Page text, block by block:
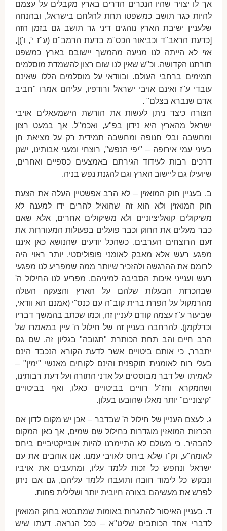
אך לו יצויר שהיו הנכרים הדרים בארץ מקבלים על עצמם
להיות כגר תושב כמשפטו תחת להלחם בישראל, ובהנחה
שלעניין ישיבת הארץ נוהגים דיני גר תושב גם בזמן הזה
[כדעת הראב"ד וכביאור הכס"מ בדעת הרמב"ם (ע"ז י', ו')],
אזי לא הייתה לנו מניעה מהמשך יישובם בארץ כמשפט
תורתנו הקדושה, וכ"ש שאין לנו שום רצון להשמדת מוסלמים
תמימים ברחבי העולם. ובוודאי על מוסלמים הללו שאינם
עובדי ע"ז ואינם אויבי ישראל ורודפיו, עליהם אמרו "חביב
אדם שנברא בצלם" .
הצורה כיצד ניתן לעשות את הורשת הישמעאלים אויבי
ישראל מהארץ היא נידון בפ"ע, ואכמ"ל, אך במעט רצון
ומחשבה ובלי חנופה ומחשבה תמידית רק על מציאת חן
בעיני עמי אירופה – "יפי הנפש", רוצחי ומעני אבותינו, ישנן
דרכים רבות לעידוד הגירתם באמצעים כספיים ואחרים,
שיועילו גם ליישוב הארץ וגם להגנת נפש בניה.
ב. בעניין חוק המואזין – לא הרב אפשטיין העלה את הצעת
חוק המואזין ולא הוא זה שהואיל להרים ידו למענה לא
משיקולים קואליציוניים ולא משיקולים אחרים, אלא שאם
כבר מעלים את החוק וכבר פועלים בפעולות המעוררות את
זעם הרוצחים הערבים, כשהכל יודעים שהנושא כאן איננו
מפגע רעש אלא מאבק לאומני פופוליסטי, יותר ראוי היה
לרומם את ההרגשה ולהזכיר שיותר ממה שמפריע לנו מפגעי
רעש וענייני איכות הסביבה למיניהם, מפריע לנו החילול ה'
שבהכרזת הבעלות שלהם על הארץ והצעקה העולה
מהרמקול על הפרת ברית קוב"ה עם כנס"י (אמנם הא וודאי,
שביעור ע"ז עצמה קודם לעניין זה, וכמו שכתב בהמשך דבריו
וכדלקמן). להרחבה בעניין זה של חילול ה' עיין במאמרו של
הרב חיים והב תחת הכותרת "תגובה" בגליון זה. שם גם
יתברר, כי אותם ביטויים אשר לדעת הקורא הנכבד הינם
בעלי רוח לאומנית תוקפנית והינם לקוחים מאנשי "ימין" –
לאמיתו של דבר מבוססים על אדני התורה ועל דעת רבותינו,
ושהמקרא וחז"ל רוויים בביטויים כאלו, ואף בביטויים
"קיצוניים" יותר מאלו שהובעו בעלון.
ג. לעצם העניין של חילול ה' שבדבר – אכן יש מקום לדון אם
הכרזות המואזין מוגדרות כחילול שם שמים, אך כאן המקום
להבהיר, כי מעולם לא התיימרנו להיות אובייקטיביים ביחס
לאומה"ע, וק"ו שלא ביחס לאויבי עמנו. אנו אוהבים את עם
ישראל ונחפש כל זכות ללמד עליו, ומתעבים את אויביו
ונבקש כל לימוד חובה ותועבה ללמד עליהם, גם אם ניתן
לפרש את מעשיהם בצורה חיובית יותר ושלילית פחות.
ד. בעניין האיסור להתגרות באומות שמתבטא בחוק המואזין
לדברי אחד הכותבים שליט"א – ככל הנראה, דעתו שיש